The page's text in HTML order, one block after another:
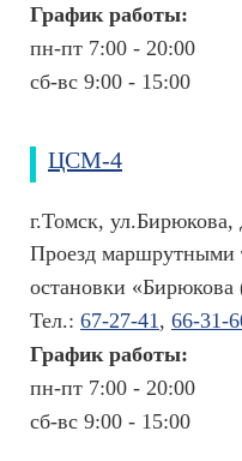
График работы:
пн-пт 7:00 - 20:00
сб-вс 9:00 - 15:00
ЦСМ-4
г.Томск, ул.Бирюкова,
Проезд маршрутными
остановки
Тел.: 67-27-41, 66-31-
График работы:
пн-пт 7:00 - 20:00
сб-вс 9:00 - 15:00